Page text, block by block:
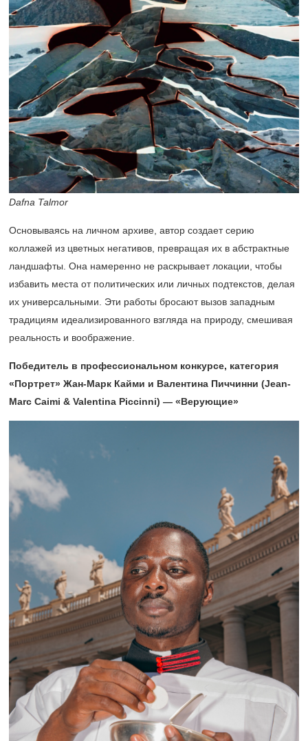
Dafna Talmor
Основываясь на личном архиве, автор создает серию
коллажей из цветных негативов, превращая их в абстрактные
ландшафты. Она намеренно не раскрывает локации, чтобы
избавить места от политических или личных подтекстов, делая
их универсальными. Эти работы бросают вызов западным
традициям идеализированного взгляда на природу, смешивая
реальность и воображение.
Победитель в профессиональном конкурсе, категория
«Портрет» Жан-Марк Кайми и Валентина Пиччинни (Jean-
Marc Caimi & Valentina Piccinni) — «Верующие»